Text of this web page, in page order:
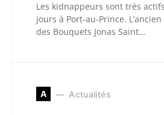
Les kidnappeurs sont très
jours à Port-au-Prince.
des Bouquets Jonas Saint…
A Actualités